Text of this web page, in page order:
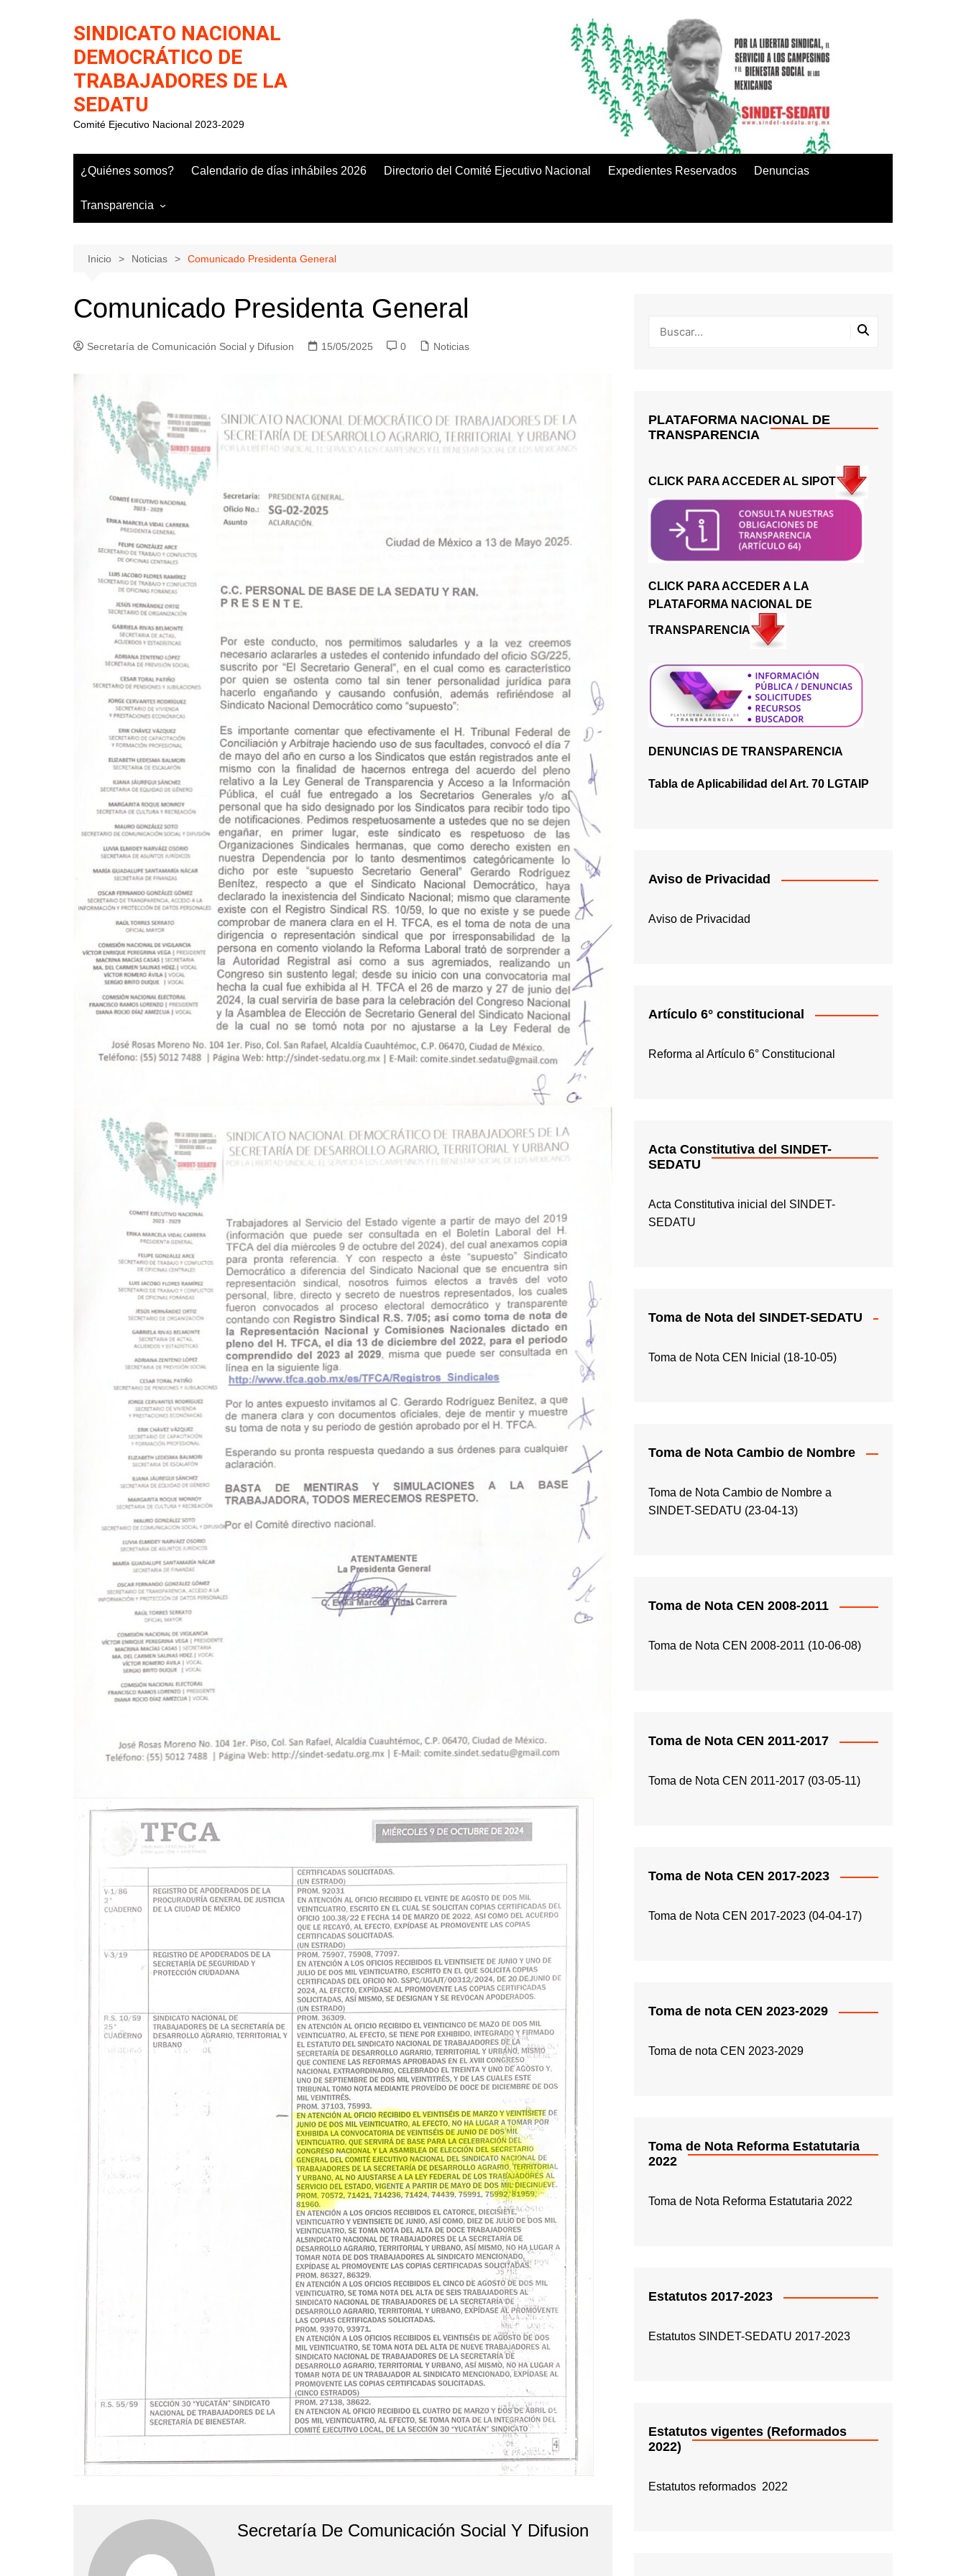
SINDICATO NACIONAL
DEMOCRÁTICO DE
TRABAJADORES DE LA
SEDATU
Comité Ejecutivo Nacional 2023-2029
¿Quiénes somos? Calendario de días inhábiles 2026 Directorio del Comité Ejecutivo Nacional Expedientes Reservados Denuncias
Transparencia
Inicio Noticias Comunicado Presidenta General
Comunicado Presidenta General
Secretaría de Comunicación Social y Difusion 15/05/2025 0 Noticias
Secretaría De Comunicación Social Y Difusion
PLATAFORMA NACIONAL DE
TRANSPARENCIA
CLICK PARA ACCEDER AL SIPOT
CLICK PARA ACCEDER A LA
PLATAFORMA NACIONAL DE
TRANSPARENCIA
DENUNCIAS DE TRANSPARENCIA
Tabla de Aplicabilidad del Art. 70 LGTAIP
Aviso de Privacidad
Aviso de Privacidad
Artículo 6° constitucional
Reforma al Artículo 6° Constitucional
Acta Constitutiva del SINDET-
SEDATU
Acta Constitutiva inicial del SINDET-
SEDATU
Toma de Nota del SINDET-SEDATU
Toma de Nota CEN Inicial (18-10-05)
Toma de Nota Cambio de Nombre
Toma de Nota Cambio de Nombre a
SINDET-SEDATU (23-04-13)
Toma de Nota CEN 2008-2011
Toma de Nota CEN 2008-2011 (10-06-08)
Toma de Nota CEN 2011-2017
Toma de Nota CEN 2011-2017 (03-05-11)
Toma de Nota CEN 2017-2023
Toma de Nota CEN 2017-2023 (04-04-17)
Toma de nota CEN 2023-2029
Toma de nota CEN 2023-2029
Toma de Nota Reforma Estatutaria
2022
Toma de Nota Reforma Estatutaria 2022
Estatutos 2017-2023
Estatutos SINDET-SEDATU 2017-2023
Estatutos vigentes (Reformados
2022)
Estatutos reformados 2022